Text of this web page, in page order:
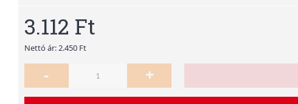
3.112 Ft
Nettó ár: 2.450 Ft
- +